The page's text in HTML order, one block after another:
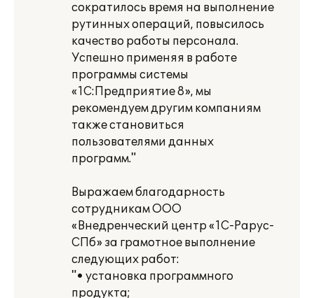
сократилось время на выполнение
рутинных операций, повысилось
качество работы персонала.
Успешно применяя в работе
программы системы
«1С:Предприятие 8», мы
рекомендуем другим компаниям
также становиться
пользователями данных
программ."
Выражаем благодарность
сотрудникам ООО
«Внедренческий центр «1С-Рарус-
СПб» за грамотное выполнение
следующих работ:
"• установка программного
продукта;